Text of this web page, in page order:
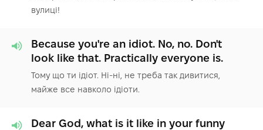
вулиці!
Because you're an idiot. No, no. Don't
look like that. Practically everyone is.
Тому що ти ідіот. Ні-ні, не треба так дивитися,
майже все навколо ідіоти.
Dear God, what is it like in your funny